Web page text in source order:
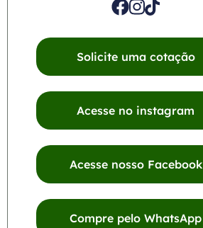
Solicite uma cotação
Acesse no instagram
Acesse nosso Facebook
Compre pelo WhatsApp